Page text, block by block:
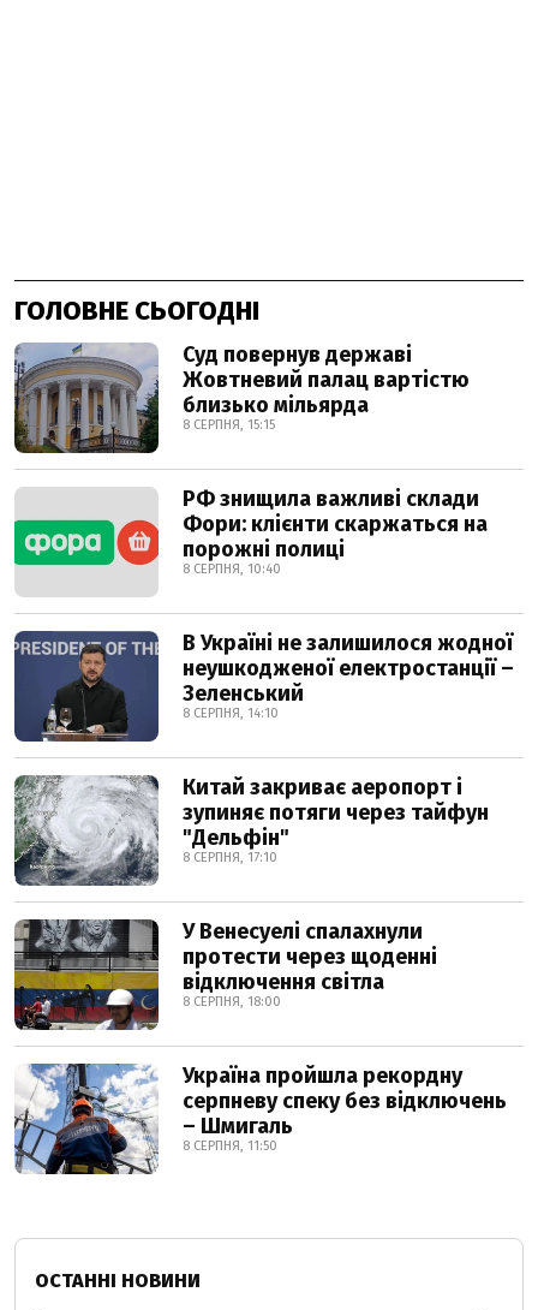
ГОЛОВНЕ СЬОГОДНІ
Суд повернув державі
Жовтневий палац вартістю
близько мільярда
8 СЕРПНЯ, 15:15
РФ знищила важливі склади
Фори: клієнти скаржаться на
порожні полиці
8 СЕРПНЯ, 10:40
В Україні не залишилося жодної
неушкодженої електростанції –
Зеленський
8 СЕРПНЯ, 14:10
Китай закриває аеропорт і
зупиняє потяги через тайфун
"Дельфін"
8 СЕРПНЯ, 17:10
У Венесуелі спалахнули
протести через щоденні
відключення світла
8 СЕРПНЯ, 18:00
Україна пройшла рекордну
серпневу спеку без відключень
– Шмигаль
8 СЕРПНЯ, 11:50
ОСТАННІ НОВИНИ